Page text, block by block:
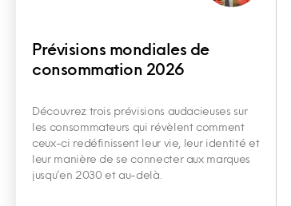
Prévisions mondiales de
consommation 2026
Découvrez trois prévisions audacieuses sur
les consommateurs qui révèlent comment
ceux-ci redéfinissent leur vie, leur identité et
leur manière de se connecter aux marques
jusqu’en 2030 et au-delà.